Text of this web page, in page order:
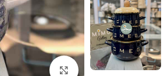
بزرگنمایی تصویر